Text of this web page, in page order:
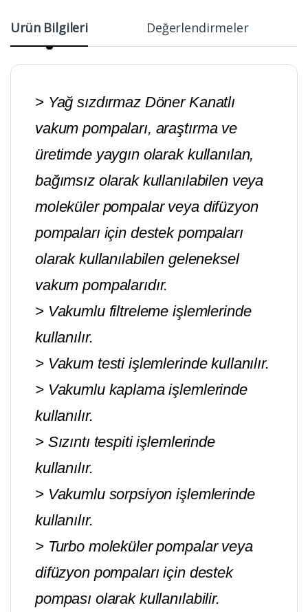
Ürün Bilgileri Değerlendirmeler
> Yağ sızdırmaz Döner Kanatlı
vakum pompaları, araştırma ve
üretimde yaygın olarak kullanılan,
bağımsız olarak kullanılabilen veya
moleküler pompalar veya difüzyon
pompaları için destek pompaları
olarak kullanılabilen geleneksel
vakum pompalarıdır.
> Vakumlu filtreleme işlemlerinde
kullanılır.
> Vakum testi işlemlerinde kullanılır.
> Vakumlu kaplama işlemlerinde
kullanılır.
> Sızıntı tespiti işlemlerinde
kullanılır.
> Vakumlu sorpsiyon işlemlerinde
kullanılır.
> Turbo moleküler pompalar veya
difüzyon pompaları için destek
pompası olarak kullanılabilir.